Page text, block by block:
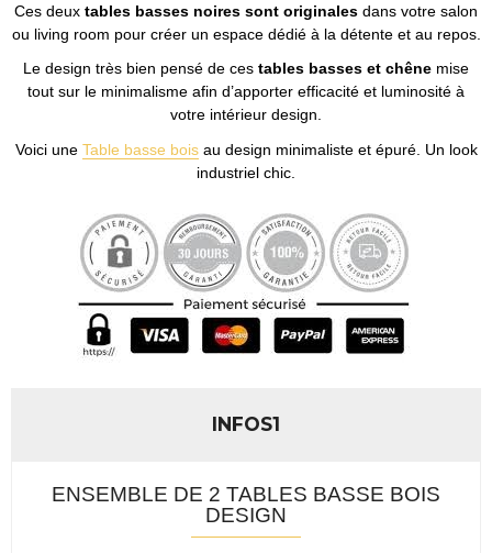
Ces deux tables basses noires sont originales dans votre salon
ou living room pour créer un espace dédié à la détente et au repos.
Le design très bien pensé de ces tables basses et chêne mise
tout sur le minimalisme afin d’apporter efficacité et luminosité à
votre intérieur design.
Voici une Table basse boisau design minimaliste et épuré. Un look
industriel chic.
INFOS1
ENSEMBLE DE 2 TABLES BASSE BOIS
DESIGN